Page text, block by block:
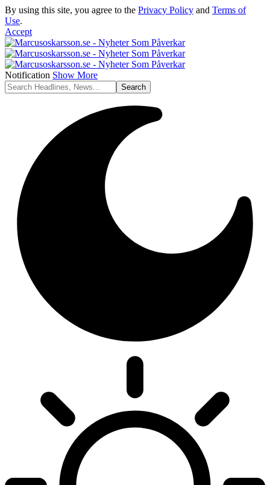
By using this site, you agree to the Privacy Policy and Terms of
Use.
Accept
Notification Show More